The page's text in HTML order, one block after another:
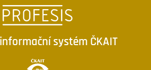
systém ČKAIT